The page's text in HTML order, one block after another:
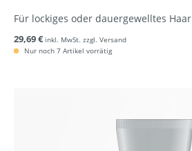
Für lockiges oder dauergewelltes Haar
29,69 € inkl. MwSt. zzgl. Versand
Nur noch 7 Artikel vorrätig